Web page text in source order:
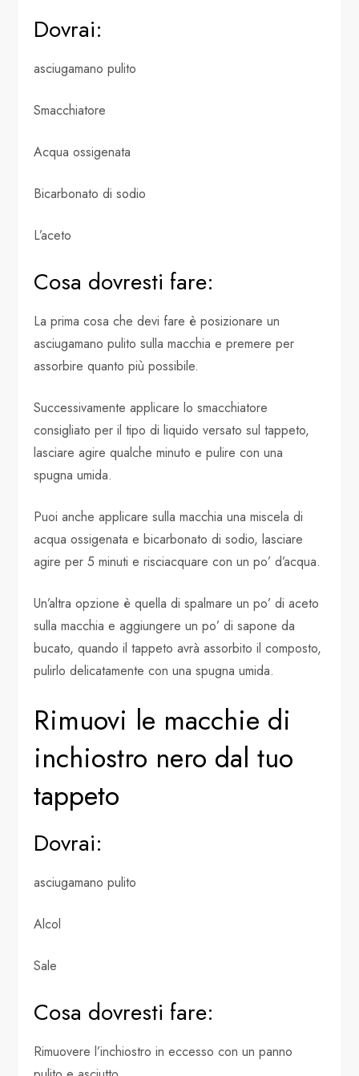
Dovrai:
asciugamano pulito
Smacchiatore
Acqua ossigenata
Bicarbonato di sodio
L’aceto
Cosa dovresti fare:
La prima cosa che devi fare è posizionare un
asciugamano pulito sulla macchia e premere per
assorbire quanto più possibile.
Successivamente applicare lo smacchiatore
consigliato per il tipo di liquido versato sul tappeto,
lasciare agire qualche minuto e pulire con una
spugna umida.
Puoi anche applicare sulla macchia una miscela di
acqua ossigenata e bicarbonato di sodio, lasciare
agire per 5 minuti e risciacquare con un po’ d’acqua.
Un’altra opzione è quella di spalmare un po’ di aceto
sulla macchia e aggiungere un po’ di sapone da
bucato, quando il tappeto avrà assorbito il composto,
pulirlo delicatamente con una spugna umida.
Rimuovi le macchie di
inchiostro nero dal tuo
tappeto
Dovrai:
asciugamano pulito
Alcol
Sale
Cosa dovresti fare:
Rimuovere l’inchiostro in eccesso con un panno